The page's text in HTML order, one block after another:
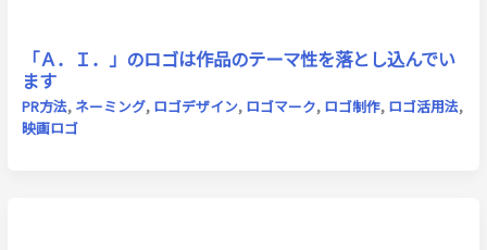
「Ａ．Ｉ．」のロゴは作品のテーマ性を落とし込んでい
ます
PR方法, ネーミング, ロゴデザイン, ロゴマーク, ロゴ制作, ロゴ活用法,
映画ロゴ